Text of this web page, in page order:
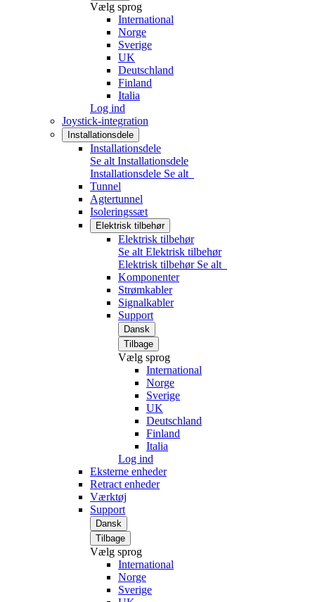
Vælg sprog
International
Norge
Sverige
UK
Deutschland
Finland
Italia
Log ind
Joystick-integration
Installationsdele
Installationsdele
Se alt Installationsdele
Installationsdele Se alt
Tunnel
Agtertunnel
Isoleringssæt
Elektrisk tilbehør
Elektrisk tilbehør
Se alt Elektrisk tilbehør
Elektrisk tilbehør Se alt
Komponenter
Strømkabler
Signalkabler
Support
Dansk
Tilbage
Vælg sprog
International
Norge
Sverige
UK
Deutschland
Finland
Italia
Log ind
Eksterne enheder
Retract enheder
Værktøj
Support
Dansk
Tilbage
Vælg sprog
International
Norge
Sverige